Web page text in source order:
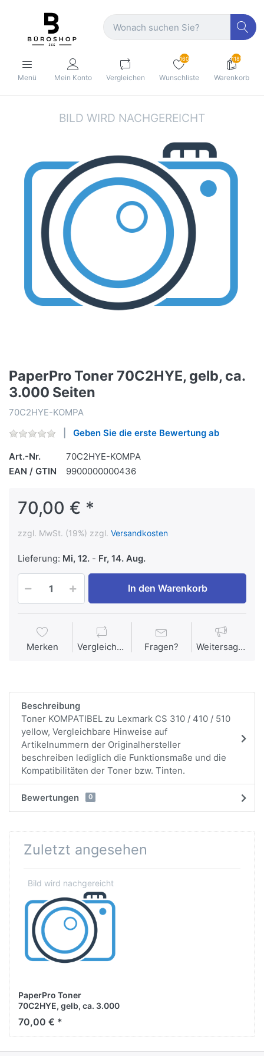
Menü Mein Konto Vergleichen
160
Wunschliste
1189
Warenkorb
PaperPro Toner 70C2HYE, gelb, ca.
3.000 Seiten
70C2HYE-KOMPA
Geben Sie die erste Bewertung ab
Art.-Nr.
70C2HYE-KOMPA
EAN / GTIN
9900000000436
70,00 € *
zzgl. MwSt. (19%) zzgl. Versandkosten
Lieferung: Mi, 12. - Fr, 14. Aug.
In den Warenkorb
Merken Vergleichen Fragen? Weitersagen
Beschreibung
Toner KOMPATIBEL zu Lexmark CS 310 / 410 / 510
yellow, Vergleichbare Hinweise auf
Artikelnummern der Originalhersteller
beschreiben lediglich die Funktionsmaße und die
Kompatibilitäten der Toner bzw. Tinten.
Bewertungen 0
Zuletzt angesehen
PaperPro Toner
70C2HYE, gelb, ca. 3.000
Seiten
70,00 € *